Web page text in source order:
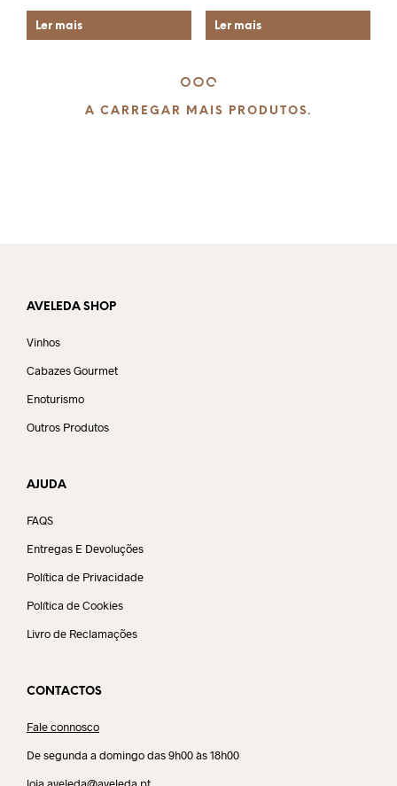
Ler mais Ler mais
A CARREGAR MAIS PRODUTOS.
AVELEDA SHOP
Vinhos
Cabazes Gourmet
Enoturismo
Outros Produtos
AJUDA
FAQS
Entregas E Devoluções
Política de Privacidade
Política de Cookies
Livro de Reclamações
CONTACTOS
Fale connosco
De segunda a domingo das 9h00 às 18h00